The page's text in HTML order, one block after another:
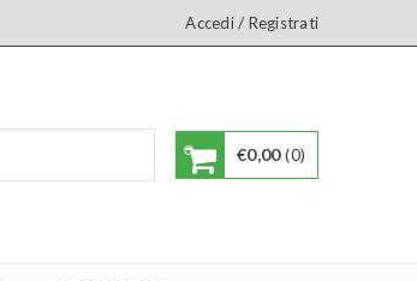
Accedi/ Registrati
€0,00 0